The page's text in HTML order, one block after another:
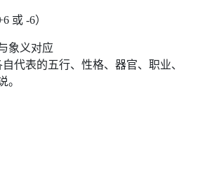
或 -6）
象义对应
代表的五行、性格、器官、职业、
。